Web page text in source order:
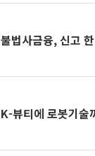
불법사금융, 신고
K-뷰티에 로봇기술